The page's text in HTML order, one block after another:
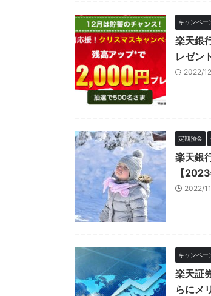
キャンペー
楽天銀
レゼン
2022/
定期預金
楽天銀
【
2022/
キャンペー
楽天証
らにメ